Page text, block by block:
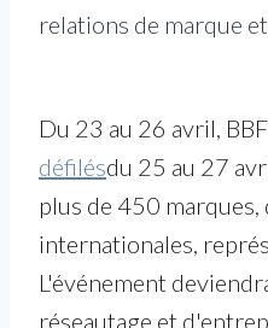
relations de marque
Du 23 au 26 avril,
défilésdu 25 au 27
plus de 450
internationales,
L'événement
réseautage et